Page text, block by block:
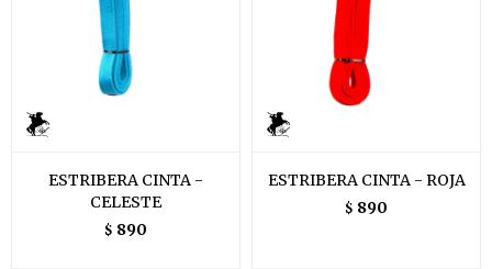
ESTRIBERA CINTA -
CELESTE
$ 890
ESTRIBERA CINTA - ROJA
$ 890